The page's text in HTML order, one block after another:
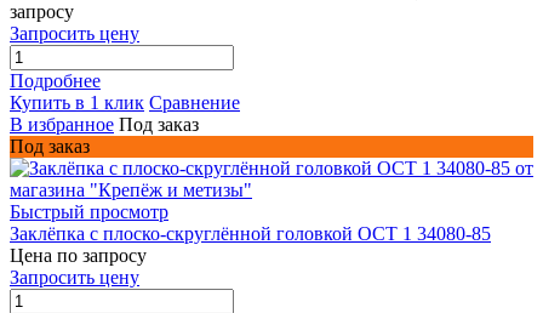
запросу
Запросить цену
Подробнее
Купить в 1 клик Сравнение
В избранное Под заказ
Под заказ
Быстрый просмотр
Заклёпка с плоско-скруглённой головкой ОСТ 1 34080-85
Цена по запросу
Запросить цену